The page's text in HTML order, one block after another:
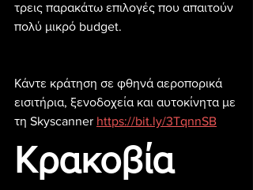
τρεις παρακάτω επιλογές που απαιτούν
πολύ μικρό budget.
Κάντε κράτηση σε φθηνά αεροπορικά
εισιτήρια, ξενοδοχεία και αυτοκίνητα με
τη Skyscanner https://bit.ly/3TqnnSB
Κρακοβία